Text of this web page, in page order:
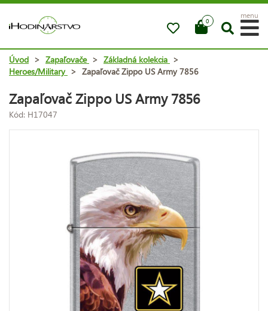
0
menu
Úvod > Zapaľovače > Základná kolekcia >
Heroes/Military > Zapaľovač Zippo US Army 7856
Zapaľovač Zippo US Army 7856
Kód: H17047